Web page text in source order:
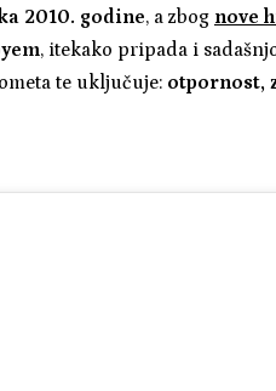
2010. godine, a zbog nove
, itekako pripada i
te uključuje: otpornost,